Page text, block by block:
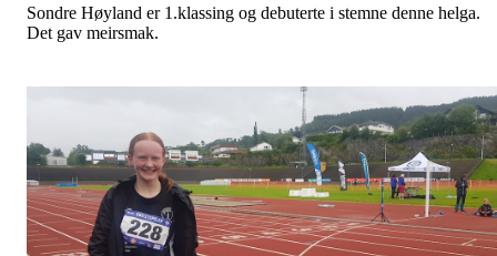
Sondre Høyland er 1.klassing og debuterte i stemne denne helga.
Det gav meirsmak.